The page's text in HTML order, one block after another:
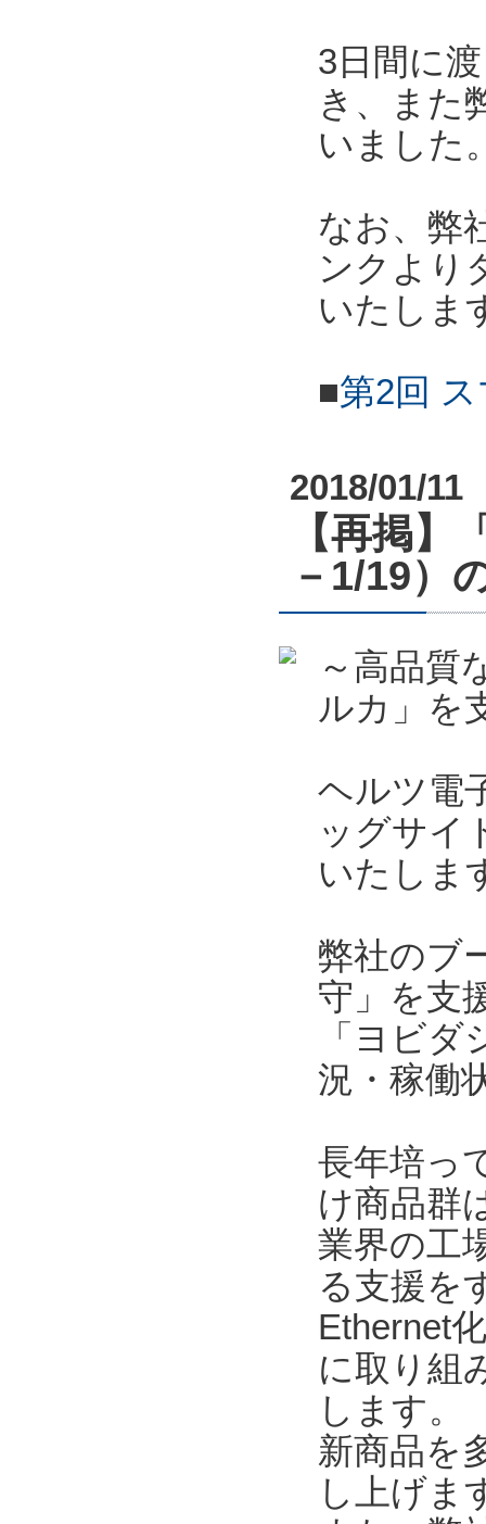
3日間に
き、また
いました
なお、弊
ンクより
いたしま
■第2回
2018/01/11
【再掲】
－1/19）
～高品質
ルカ」を
ヘルツ電
ッグサイ
いたしま
弊社のブ
守」を支
「ヨビ
況・稼働
長年培っ
け商品群
業界の工
る支援を
Ethernet
に取り組
します。
新商品を
し上げま